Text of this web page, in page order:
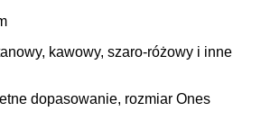
kawowy, szaro-różowy i inne
dopasowanie, rozmiar Ones